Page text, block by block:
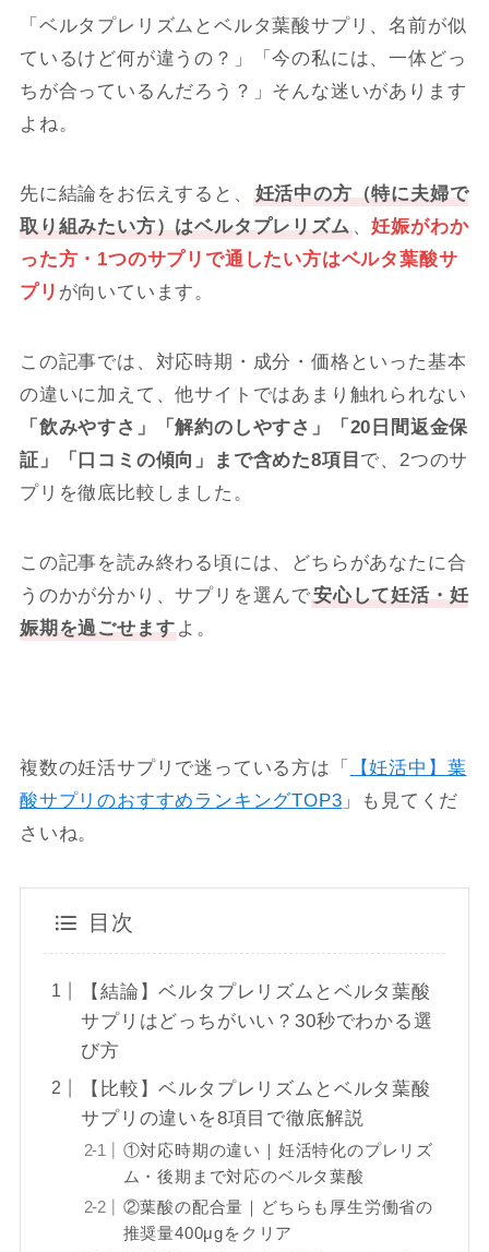
「ベルタプレリズムとベルタ葉酸サプリ、名前が似
ているけど何が違うの？」「今の私には、一体どっ
ちが合っているんだろう？」そんな迷いがあります
よね。
先に結論をお伝えすると、
妊活中の方（特に夫婦で
取り組みたい方）はベルタプレリズム、妊娠がわか
った方・1つのサプリで通したい方はベルタ葉酸サ
プリ が向いています。
この記事では、対応時期・成分・価格といった基本
の違いに加えて、他サイトではあまり触れられない
「飲みやすさ」「解約のしやすさ」「20日間返金保
証」「口コミの傾向」まで含めた8項目 で、2つのサ
プリを徹底比較しました。
この記事を読み終わる頃には、どちらがあなたに合
うのかが分かり、サプリを選んで安心して妊活・妊
娠期を過ごせますよ。
複数の妊活サプリで迷っている方は「
【妊活中】葉
酸サプリのおすすめランキングTOP3 」も見てくだ
さいね。
目次
【結論】ベルタプレリズムとベルタ葉酸
サプリはどっちがいい？30秒でわかる選
び方
【比較】ベルタプレリズムとベルタ葉酸
サプリの違いを8項目で徹底解説
①対応時期の違い｜妊活特化のプレリズ
ム・後期まで対応のベルタ葉酸
②葉酸の配合量｜どちらも厚生労働省の
推奨量400μgをクリア